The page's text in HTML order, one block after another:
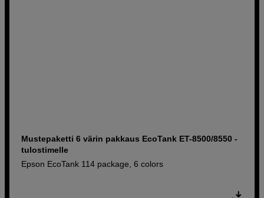
Mustepaketti 6 värin pakkaus EcoTank ET-8500/8550 -
tulostimelle
Epson EcoTank 114 package, 6 colors